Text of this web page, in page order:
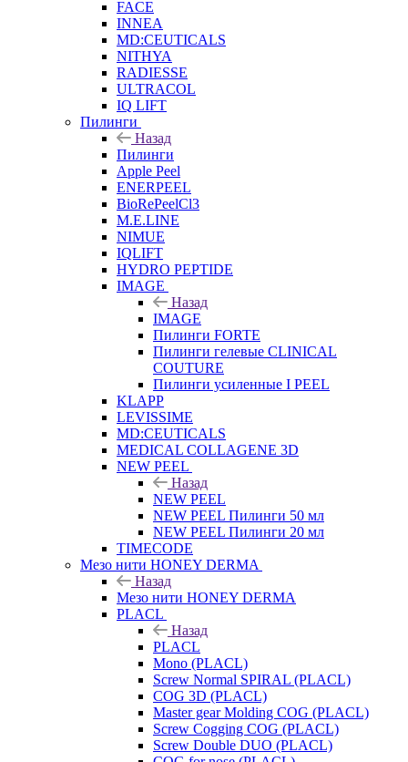
FACE
INNEA
MD:CEUTICALS
NITHYA
RADIESSE
ULTRACOL
IQ LIFT
Пилинги
Назад
Пилинги
Apple Peel
ENERPEEL
BioRePeelCl3
M.E.LINE
NIMUE
IQLIFT
HYDRO PEPTIDE
IMAGE
Назад
IMAGE
Пилинги FORTE
Пилинги гелевые CLINICAL
COUTURE
Пилинги усиленные I PEEL
KLAPP
LEVISSIME
MD:CEUTICALS
MEDICAL COLLAGENE 3D
NEW PEEL
Назад
NEW PEEL
NEW PEEL Пилинги 50 мл
NEW PEEL Пилинги 20 мл
TIMECODE
Мезо нити HONEY DERMA
Назад
Мезо нити HONEY DERMA
PLACL
Назад
PLACL
Mono (PLACL)
Screw Normal SPIRAL (PLACL)
COG 3D (PLACL)
Master gear Molding COG (PLACL)
Screw Cogging COG (PLACL)
Screw Double DUO (PLACL)